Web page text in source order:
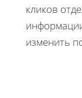
кликов
изменить